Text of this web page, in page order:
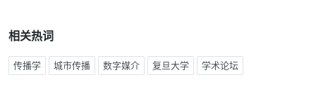
相关热词
传播学 城市传播 数字媒介 复旦大学 学术论坛